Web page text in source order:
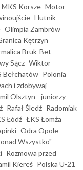
MKS Korsze Motor
Hutnik
Olimpia Zambrów
Kętrzyn
Bruk-Bet
Sącz Wiktor
Bełchatów Polonia
i zdobywaj
Olsztyn - juniorzy
Rafał Śledź Radomiak
Łódź ŁKS Łomża
Odra Opole
Wszystko"
Rozmowa przed
Kiereś Polska U-21